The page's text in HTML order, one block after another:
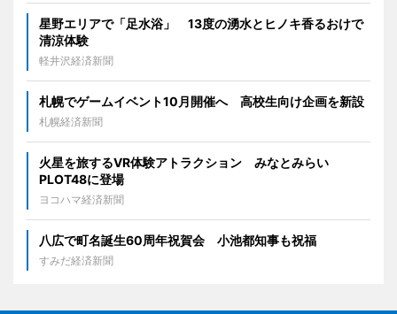
星野エリアで「足水浴」 13度の湧水とヒノキ香るおけで
清涼体験
軽井沢経済新聞
札幌でゲームイベント10月開催へ 高校生向け企画を新設
札幌経済新聞
火星を旅するVR体験アトラクション みなとみらい
PLOT48に登場
ヨコハマ経済新聞
八広で町名誕生60周年祝賀会 小池都知事も祝福
すみだ経済新聞